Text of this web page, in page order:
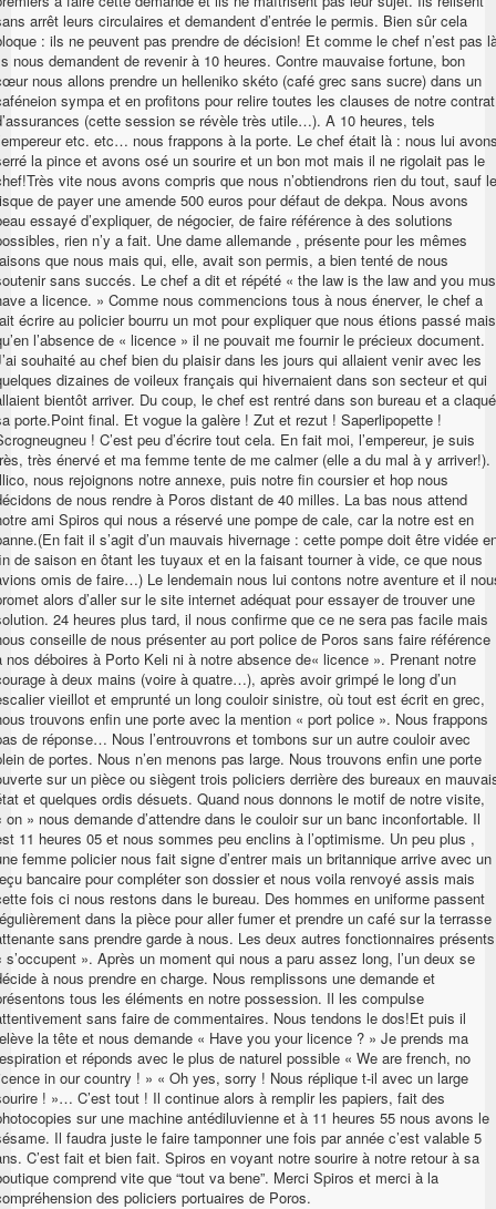
arrêt leurs circulaires et demandent d’entrée le permis. Bien sûr cela
: ils ne peuvent pas prendre de décision! Et comme le chef n’est pas
nous demandent de revenir à 10 heures. Contre mauvaise fortune, bon
nous allons prendre un helleniko skéto (café grec sans sucre) dans un
sympa et en profitons pour relire toutes les clauses de notre contrat
(cette session se révèle très utile…). A 10 heures, tels
etc. etc… nous frappons à la porte. Le chef était là : nous lui
la pince et avons osé un sourire et un bon mot mais il ne rigolait pas le
vite nous avons compris que nous n’obtiendrons rien du tout, sauf le
de payer une amende 500 euros pour défaut de dekpa. Nous avons
essayé d’expliquer, de négocier, de faire référence à des solutions
rien n’y a fait. Une dame allemande , présente pour les mêmes
que nous mais qui, elle, avait son permis, a bien tenté de nous
sans succés. Le chef a dit et répété « the law is the law and you
a licence. » Comme nous commencions tous à nous énerver, le chef a
écrire au policier bourru un mot pour expliquer que nous étions passé mais
l’absence de « licence » il ne pouvait me fournir le précieux document.
souhaité au chef bien du plaisir dans les jours qui allaient venir avec les
dizaines de voileux français qui hivernaient dans son secteur et qui
bientôt arriver. Du coup, le chef est rentré dans son bureau et a claqué
porte.Point final. Et vogue la galère ! Zut et rezut ! Saperlipopette !
! C’est peu d’écrire tout cela. En fait moi, l’empereur, je suis
très énervé et ma femme tente de me calmer (elle a du mal à y arriver!).
nous rejoignons notre annexe, puis notre fin coursier et hop nous
de nous rendre à Poros distant de 40 milles. La bas nous attend
ami Spiros qui nous a réservé une pompe de cale, car la notre est en
fait il s’agit d’un mauvais hivernage : cette pompe doit être vidée
de saison en ôtant les tuyaux et en la faisant tourner à vide, ce que nous
omis de faire…) Le lendemain nous lui contons notre aventure et il
alors d’aller sur le site internet adéquat pour essayer de trouver une
24 heures plus tard, il nous confirme que ce ne sera pas facile mais
conseille de nous présenter au port police de Poros sans faire référence
nos déboires à Porto Keli ni à notre absence de« licence ». Prenant notre
à deux mains (voire à quatre…), après avoir grimpé le long d’un
vieillot et emprunté un long couloir sinistre, où tout est écrit en grec,
trouvons enfin une porte avec la mention « port police ». Nous frappons
de réponse… Nous l’entrouvrons et tombons sur un autre couloir avec
de portes. Nous n’en menons pas large. Nous trouvons enfin une porte
sur un pièce ou siègent trois policiers derrière des bureaux en
et quelques ordis désuets. Quand nous donnons le motif de notre visite,
on » nous demande d’attendre dans le couloir sur un banc inconfortable. Il
11 heures 05 et nous sommes peu enclins à l’optimisme. Un peu plus ,
femme policier nous fait signe d’entrer mais un britannique arrive avec un
bancaire pour compléter son dossier et nous voila renvoyé assis mais
fois ci nous restons dans le bureau. Des hommes en uniforme passent
dans la pièce pour aller fumer et prendre un café sur la terrasse
sans prendre garde à nous. Les deux autres fonctionnaires présents
s’occupent ». Après un moment qui nous a paru assez long, l’un deux se
à nous prendre en charge. Nous remplissons une demande et
tous les éléments en notre possession. Il les compulse
sans faire de commentaires. Nous tendons le dos!Et puis il
la tête et nous demande « Have you your licence ? » Je prends ma
et réponds avec le plus de naturel possible « We are french, no
in our country ! » « Oh yes, sorry ! Nous réplique t-il avec un large
! »… C’est tout ! Il continue alors à remplir les papiers, fait des
sur une machine antédiluvienne et à 11 heures 55 nous avons le
Il faudra juste le faire tamponner une fois par année c’est valable 5
C’est fait et bien fait. Spiros en voyant notre sourire à notre retour à sa
comprend vite que “tout va bene”. Merci Spiros et merci à la
des policiers portuaires de Poros.